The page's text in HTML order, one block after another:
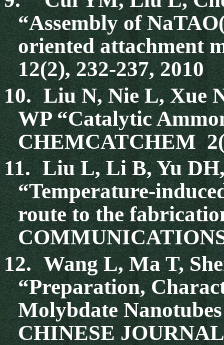
“Assembly of
oriented attachment
12(2), 232-237, 2010
10. Liu N, Nie L, Xue
WP “Catalytic
CHEMCATCHEM
11. Liu L, Li B, Yu
“Temperature-
route to the
12. Wang L, Ma T,
“Preparation,
Molybdate
CHINESE